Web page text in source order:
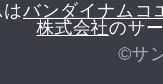
はバンダイナムコ
株式会社のサ
©サ